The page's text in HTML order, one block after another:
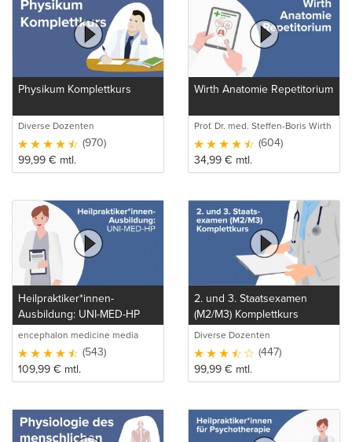
Physikum Komplettkurs
Diverse Dozenten
(970)
99,99 € mtl.
Wirth Anatomie Repetitorium
Prof. Dr. med. Steffen-Boris Wirth
(1)
(604)
34,99 € mtl.
Heilpraktiker*innen-
Ausbildung: UNI-MED-HP
encephalon medicine media
production GmbH(543)
109,99 € mtl.
2. und 3. Staatsexamen
(M2/M3) Komplettkurs
Diverse Dozenten
(447)
99,99 € mtl.